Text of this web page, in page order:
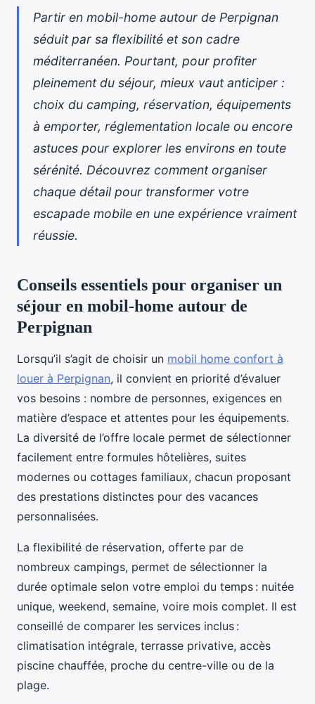
Partir en mobil-home autour de Perpignan
séduit par sa flexibilité et son cadre
méditerranéen. Pourtant, pour profiter
pleinement du séjour, mieux vaut anticiper :
choix du camping, réservation, équipements
à emporter, réglementation locale ou encore
astuces pour explorer les environs en toute
sérénité. Découvrez comment organiser
chaque détail pour transformer votre
escapade mobile en une expérience vraiment
réussie.
Conseils essentiels pour organiser un
séjour en mobil-home autour de
Perpignan
Lorsqu’il s’agit de choisir un mobil home confort à
louer à Perpignan, il convient en priorité d’évaluer
vos besoins : nombre de personnes, exigences en
matière d’espace et attentes pour les équipements.
La diversité de l’offre locale permet de sélectionner
facilement entre formules hôtelières, suites
modernes ou cottages familiaux, chacun proposant
des prestations distinctes pour des vacances
personnalisées.
La flexibilité de réservation, offerte par de
nombreux campings, permet de sélectionner la
durée optimale selon votre emploi du temps : nuitée
unique, weekend, semaine, voire mois complet. Il est
conseillé de comparer les services inclus :
climatisation intégrale, terrasse privative, accès
piscine chauffée, proche du centre-ville ou de la
plage.